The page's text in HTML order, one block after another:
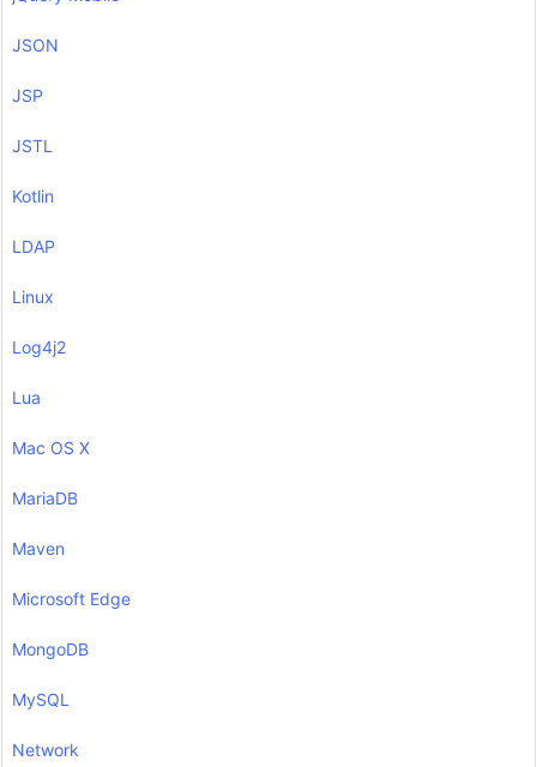
JSON
JSP
JSTL
Kotlin
LDAP
Linux
Log4j2
Lua
Mac OS X
MariaDB
Maven
Microsoft Edge
MongoDB
MySQL
Network